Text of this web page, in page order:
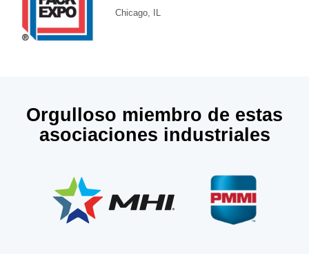
Chicago, IL
Orgulloso miembro de estas
asociaciones industriales